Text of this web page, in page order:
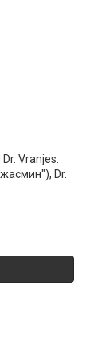
Vranjes:
Dr.